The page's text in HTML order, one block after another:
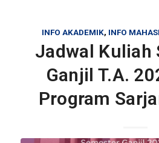
INFO AKADEMIK, INFO
Jadwal Kuliah
Ganjil T.A.
Program